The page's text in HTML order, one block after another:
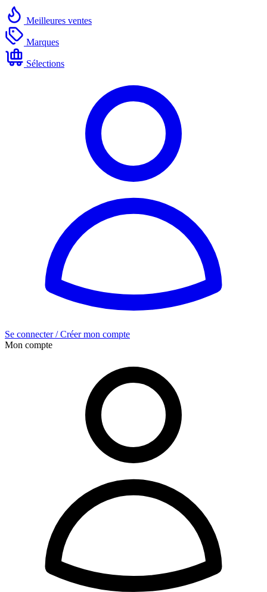
Meilleures ventes
Marques
Sélections
Se connecter / Créer mon compte
Mon compte